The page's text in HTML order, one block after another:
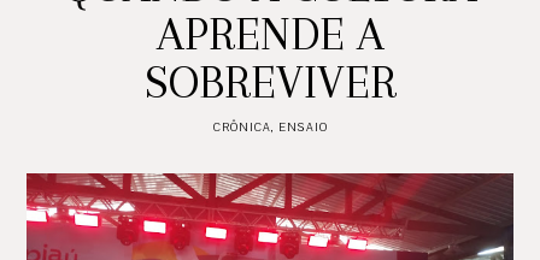
APRENDE A
SOBREVIVER
CRÔNICA, ENSAIO